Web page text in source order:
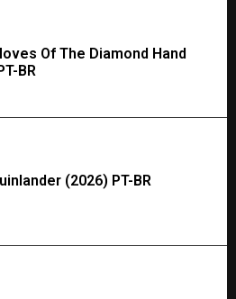
Of The Diamond Hand
BR
(2026) PT-BR